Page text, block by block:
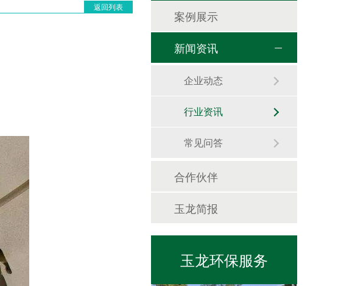
返回列表
案例展示
新闻资讯
企业动态
行业资讯
常见问答
合作伙伴
玉龙简报
玉龙环保服务
日常保洁